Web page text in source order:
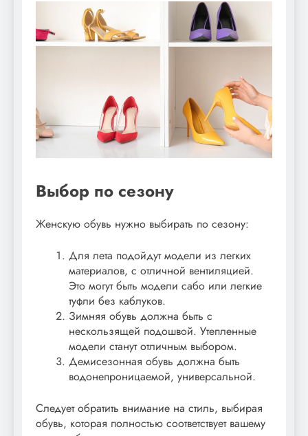
Выбор по сезону
Женскую обувь нужно выбирать по сезону:
Для лета подойдут модели из легких
материалов, с отличной вентиляцией.
Это могут быть модели сабо или легкие
туфли без каблуков.
Зимняя обувь должна быть с
нескользящей подошвой. Утепленные
модели станут отличным выбором.
Демисезонная обувь должна быть
водонепроницаемой, универсальной.
Следует обратить внимание на стиль, выбирая
обувь, которая полностью соответствует вашему